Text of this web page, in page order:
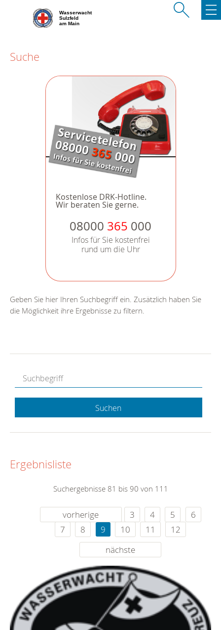
Wasserwacht
Sulzfeld
am Main
Suche
Kostenlose DRK-Hotline.
Wir beraten Sie gerne.
08000 365 000
Infos für Sie kostenfrei
rund um die Uhr
Geben Sie hier Ihren Suchbegriff ein. Zusätzlich haben Sie
die Möglichkeit ihre Ergebnisse zu filtern.
Suchen
Ergebnisliste
Suchergebnisse 81 bis 90 von 111
vorherige 3 4 5
6
7
8 9 10 11
12
nächste